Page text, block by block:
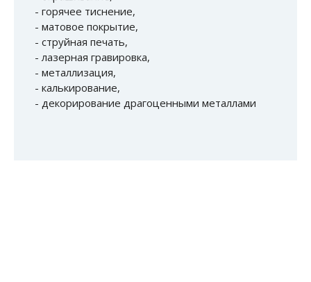
- горячее тиснение,
- матовое покрытие,
- струйная печать,
- лазерная гравировка,
- металлизация,
- калькирование,
- декорирование драгоценными металлами